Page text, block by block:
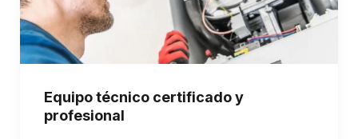
Equipo técnico certificado y
profesional